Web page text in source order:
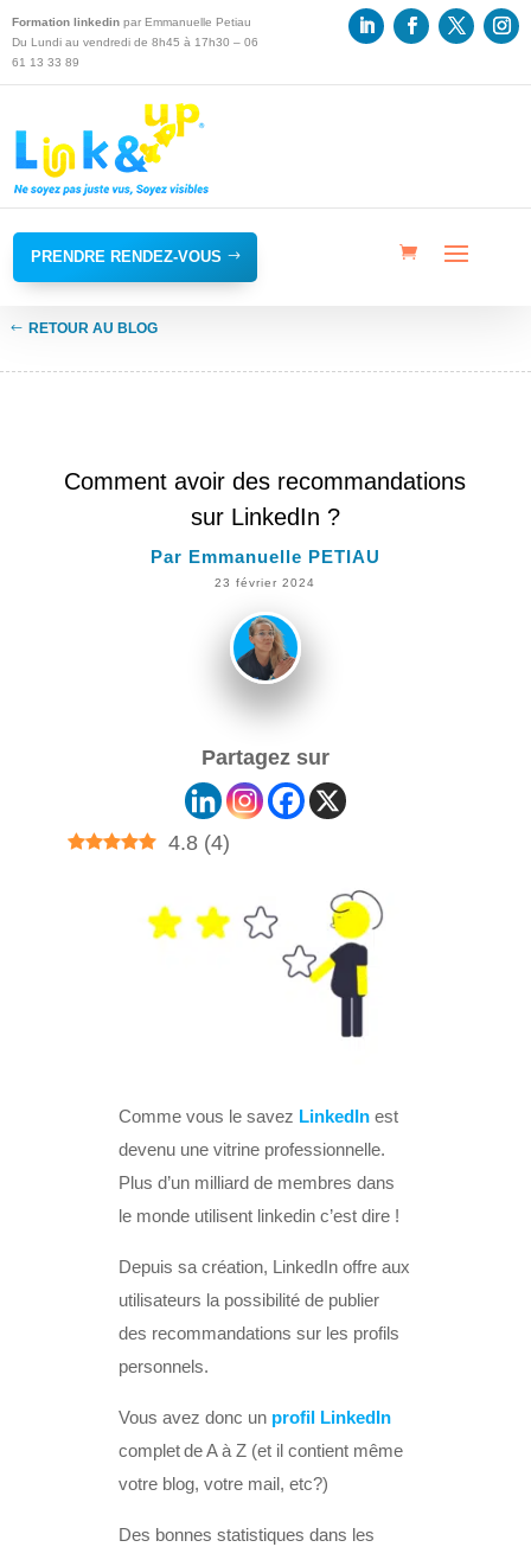
Formation linkedin par Emmanuelle Petiau
Du Lundi au vendredi de 8h45 à 17h30 – 06
61 13 33 89
PRENDRE RENDEZ-VOUS
RETOUR AU BLOG
Comment avoir des recommandations
sur LinkedIn ?
Par Emmanuelle PETIAU
23 février 2024
Partagez sur
4.8 (4)
Comme vous le savez LinkedIn est
devenu une vitrine professionnelle.
Plus d’un milliard de membres dans
le monde utilisent linkedin c’est dire !
Depuis sa création, LinkedIn offre aux
utilisateurs la possibilité de publier
des recommandations sur les profils
personnels.
Vous avez donc un profil LinkedIn
complet de A à Z (et il contient même
votre blog, votre mail, etc?)
Des bonnes statistiques dans les